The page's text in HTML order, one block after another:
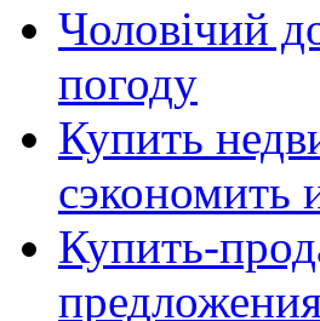
Чоловічий
погоду
Купить
сэкономить
Купить-